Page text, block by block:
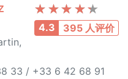
4.3 395 人评价
33 / +33 6 42 68 91